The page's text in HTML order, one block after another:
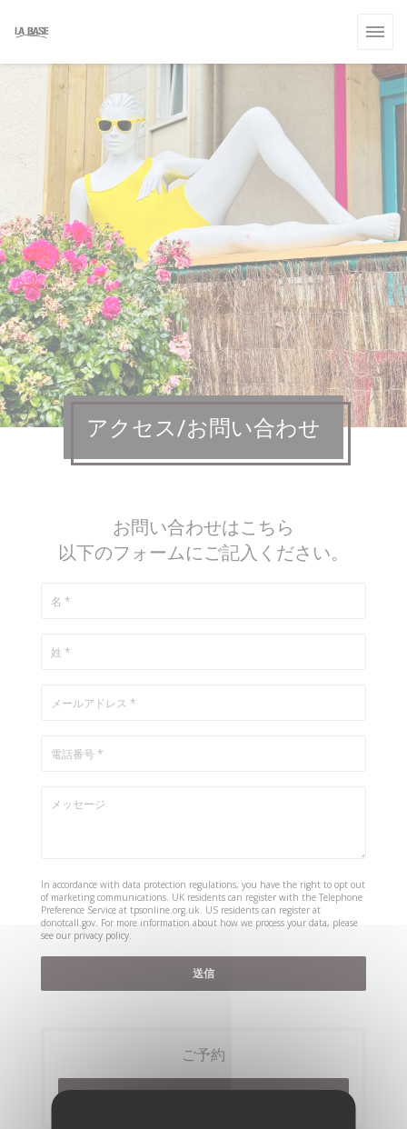
アクセス/お問い合わせ
お問い合わせはこちら
以下のフォームにご記入ください。
In accordance with data protection regulations, you have the right to opt out
of marketing communications. UK residents can register with the Telephone
Preference Service at tpsonline.org.uk. US residents can register at
donotcall.gov. For more information about how we process your data, please
see our privacy policy.
ご予約
予約